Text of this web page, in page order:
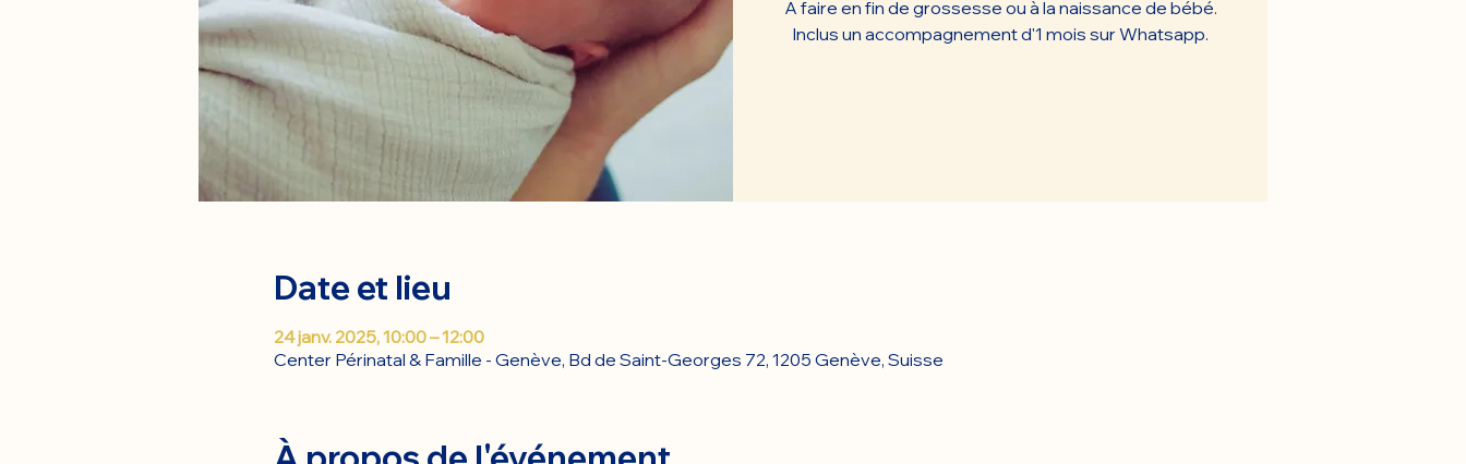
A faire en fin de grossesse ou à la naissance de bébé.
Date et lieu
24 janv. 2025, 10:00 – 12:00
Center Périnatal & Famille - Genève, Bd de Saint-Georges 72, 1205 Genève, Suisse